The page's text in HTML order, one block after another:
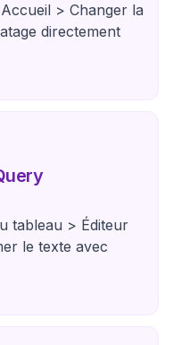
> Changer la
directement
tableau > Éditeur
le texte avec